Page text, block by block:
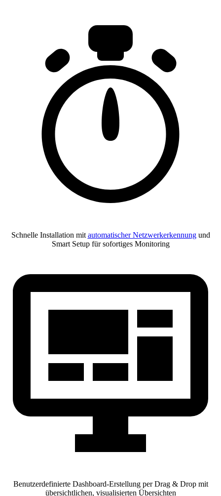
Schnelle Installation mit automatischer Netzwerkerkennungund
Smart Setup für sofortiges Monitoring
Benutzerdefinierte Dashboard-Erstellung per Drag & Drop mit
übersichtlichen, visualisierten Übersichten